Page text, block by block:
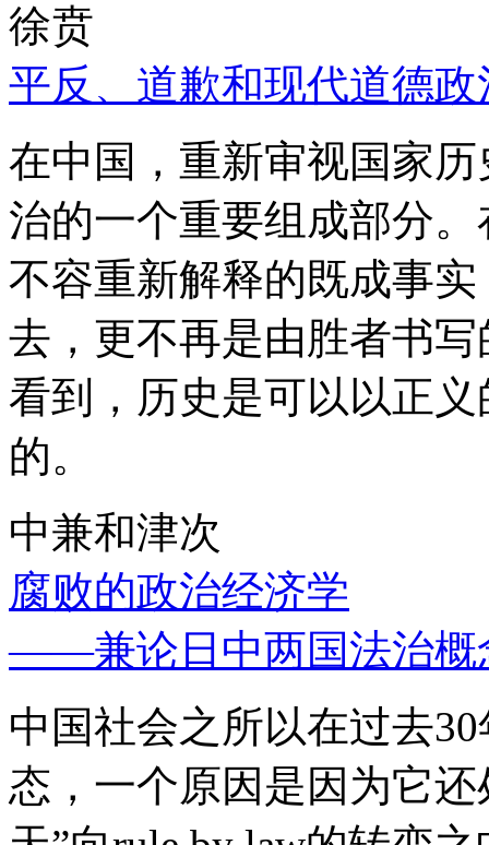
徐贲
平反、道歉和现代道德政
在中国，重新审视国家
治的一个重要组成部分
不容重新解释的既成事
去，更不再是由胜者书
看到，历史是可以以正
的。
中兼和津次
腐败的政治经济学
——兼论日中两国法治概
中国社会之所以在过去
态，一个原因是因为它